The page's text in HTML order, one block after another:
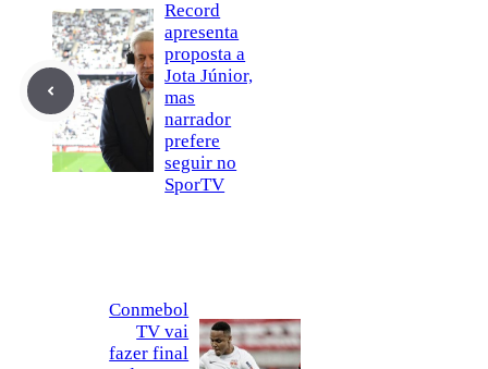
Record
apresenta
proposta a
Jota Júnior,
mas
narrador
prefere
seguir no
SporTV
Conmebol
TV vai
fazer final